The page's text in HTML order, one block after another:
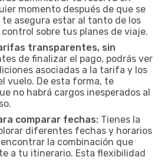
momento después de que se
te asegura estar al tanto de los
sobre tus planes de viaje.
transparentes, sin
de finalizar el pago, podrás ver
asociadas a la tarifa y los
vuelo. De esta forma, te
no habrá cargos inesperados al
comparar fechas: Tienes la
diferentes fechas y horarios
la combinación que
a tu itinerario. Esta flexibilidad